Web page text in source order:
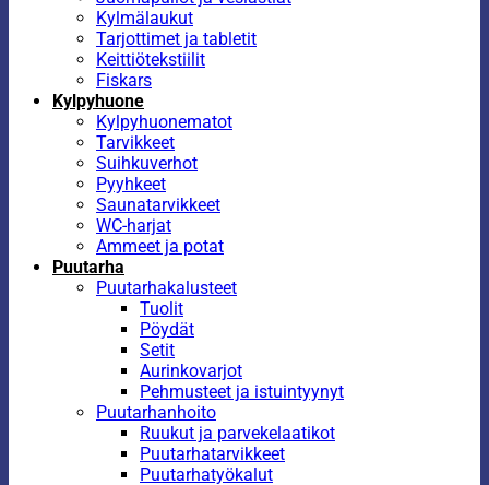
Kylmälaukut
Tarjottimet ja tabletit
Keittiötekstiilit
Fiskars
Kylpyhuone
Kylpyhuonematot
Tarvikkeet
Suihkuverhot
Pyyhkeet
Saunatarvikkeet
WC-harjat
Ammeet ja potat
Puutarha
Puutarhakalusteet
Tuolit
Pöydät
Setit
Aurinkovarjot
Pehmusteet ja istuintyynyt
Puutarhanhoito
Ruukut ja parvekelaatikot
Puutarhatarvikkeet
Puutarhatyökalut